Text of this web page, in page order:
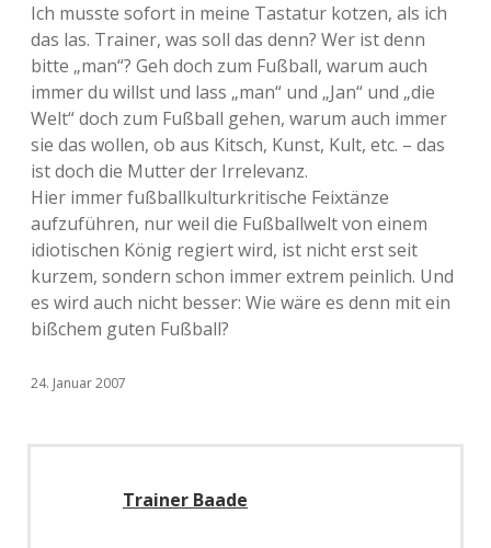
Ich musste sofort in meine Tastatur kotzen, als ich
das las. Trainer, was soll das denn? Wer ist denn
bitte „man“? Geh doch zum Fußball, warum auch
immer du willst und lass „man“ und „Jan“ und „die
Welt“ doch zum Fußball gehen, warum auch immer
sie das wollen, ob aus Kitsch, Kunst, Kult, etc. – das
ist doch die Mutter der Irrelevanz.
Hier immer fußballkulturkritische Feixtänze
aufzuführen, nur weil die Fußballwelt von einem
idiotischen König regiert wird, ist nicht erst seit
kurzem, sondern schon immer extrem peinlich. Und
es wird auch nicht besser: Wie wäre es denn mit ein
bißchem guten Fußball?
24. Januar 2007
Trainer Baade